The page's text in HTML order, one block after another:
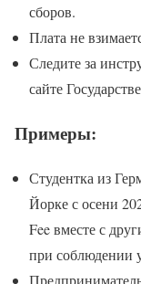
сборов.
Плата не
Следите за
сайте
Примеры:
Студентка из
Йорке с осени
Fee вместе с
при соблюдении